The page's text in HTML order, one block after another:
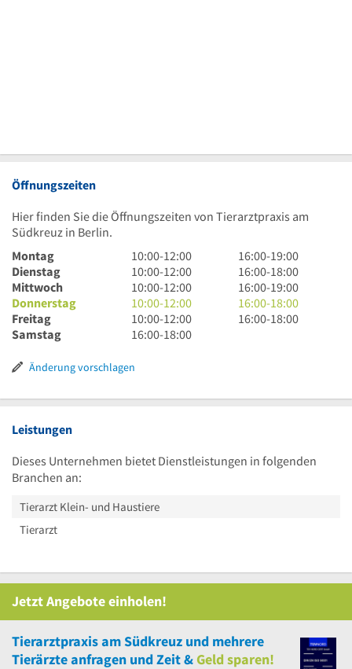
Öffnungszeiten
Hier finden Sie die Öffnungszeiten von Tierarztpraxis am
Südkreuz in Berlin.
Montag
10
Uhr
bis
12
Uhr
10:00-12:00
16
Uhr
bis
19
Uhr
16:00-19:00
Dienstag
10
Uhr
bis
12
Uhr
10:00-12:00
16
Uhr
bis
18
16:00-18:00
Mittwoch
10
Uhr
bis
12
10:00-12:00
16
Uhr
bis
16:00-19:00
Donnerstag
10
Uhr
bis
Uhr
10:00-12:00
16
Uhr
16:00-18:00
Freitag
10
Uhr
12
10:00-12:00
16
16:00-18:00
Samstag
16
bis
Uhr
16:00-18:00
Änderung vorschlagen
Leistungen
Dieses Unternehmen bietet Dienstleistungen in folgenden
Branchen an:
Tierarzt Klein- und Haustiere
Tierarzt
Jetzt Angebote einholen!
Tierarztpraxis am Südkreuz und mehrere
Tierärzte anfragen und Zeit &Geld sparen!